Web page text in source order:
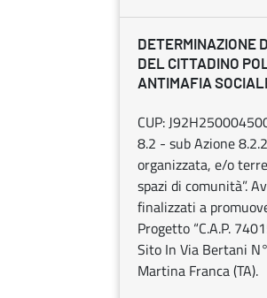
DETERMINAZIONE
DEL CITTADINO
ANTIMAFIA
CUP:
8.2 - sub Azione
organizzata, e/o
spazi di comunità”.
finalizzati a
Progetto “C.A.P.
Sito In Via Bertani
Martina Franca (TA).